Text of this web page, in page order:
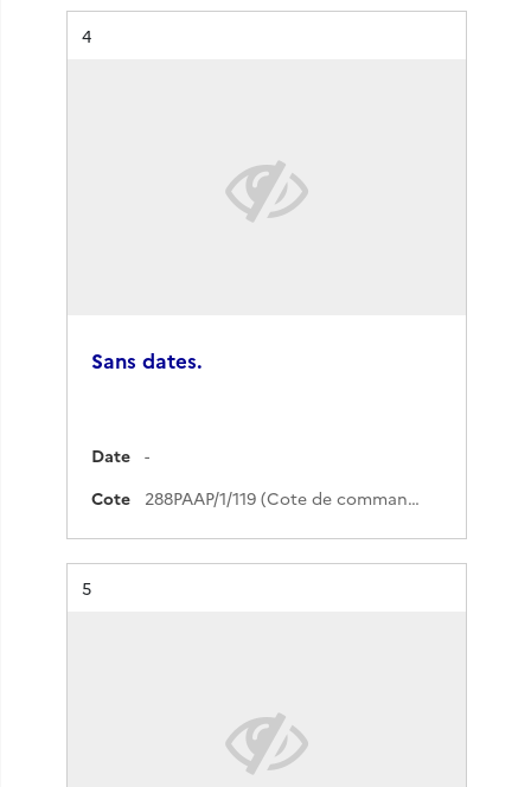
Résultat n°
4
Sans dates.
Date
-
Cote
288PAAP/1/119 (Cote de commande)
Résultat n°
5